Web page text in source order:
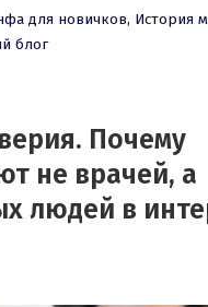
для новичков, История
блог
Почему
не врачей, а
людей в